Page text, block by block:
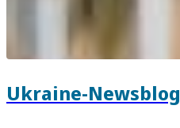
Ukraine-Newsblog